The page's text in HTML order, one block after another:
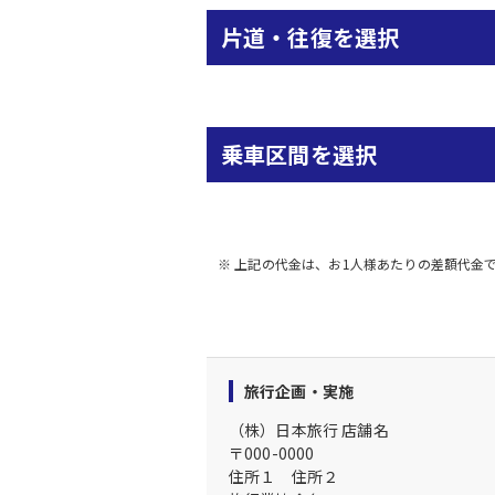
片道・往復を選択
乗車区間を選択
※ 上記の代金は、お1人様あたりの差額代金
旅行企画・実施
（株）日本旅行店舗名
〒000-0000
住所１
住所２